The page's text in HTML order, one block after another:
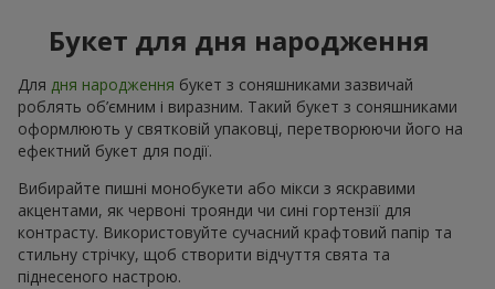
Букет для дня народження
Для дня народження букет з соняшниками зазвичай
роблять об’ємним і виразним. Такий букет з соняшниками
оформлюють у святковій упаковці, перетворюючи його на
ефектний букет для події.
Вибирайте пишні монобукети або мікси з яскравими
акцентами, як червоні троянди чи сині гортензії для
контрасту. Використовуйте сучасний крафтовий папір та
стильну стрічку, щоб створити відчуття свята та
піднесеного настрою.